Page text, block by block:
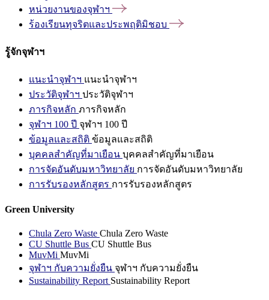
หน่วยงานของจุฬาฯ
ร้องเรียนทุจริตและประพฤติมิชอบ
รู้จักจุฬาฯ
แนะนำจุฬาฯ แนะนำจุฬาฯ
ประวัติจุฬาฯ ประวัติจุฬาฯ
ภารกิจหลัก ภารกิจหลัก
จุฬาฯ 100 ปี จุฬาฯ 100 ปี
ข้อมูลและสถิติ ข้อมูลและสถิติ
บุคคลสำคัญที่มาเยือน บุคคลสำคัญที่มาเยือน
การจัดอันดับมหาวิทยาลัย การจัดอันดับมหาวิทยาลัย
การรับรองหลักสูตร การรับรองหลักสูตร
Green University
Chula Zero Waste Chula Zero Waste
CU Shuttle Bus CU Shuttle Bus
MuvMi MuvMi
จุฬาฯ กับความยั่งยืน จุฬาฯ กับความยั่งยืน
Sustainability Report Sustainability Report